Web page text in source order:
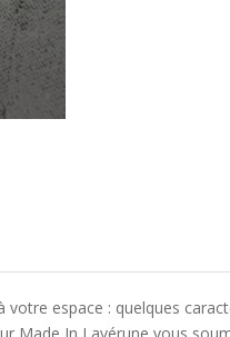
espace : quelques